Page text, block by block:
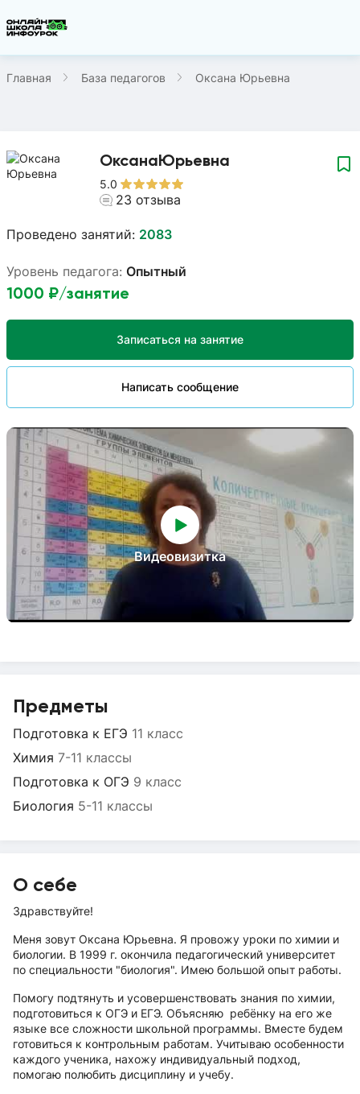
Главная База педагогов Оксана Юрьевна
ОксанаЮрьевна
5.0
23 отзыва
Проведено занятий: 2083
Видеовизитка
Уровень педагога: Опытный
1000 ₽/занятие
Записаться на занятие
Написать сообщение
Предметы
Подготовка к ЕГЭ 11 класс
Химия 7-11 классы
Подготовка к ОГЭ 9 класс
Биология 5-11 классы
О себе
Здравствуйте!
Меня зовут Оксана Юрьевна. Я провожу уроки по химии и
биологии. В 1999 г. окончила педагогический университет
по специальности "биология". Имею большой опыт работы.
Помогу подтянуть и усовершенствовать знания по химии,
подготовиться к ОГЭ и ЕГЭ. Объясняю ребёнку на его же
языке все сложности школьной программы. Вместе будем
готовиться к контрольным работам. Учитываю особенности
каждого ученика, нахожу индивидуальный подход,
помогаю полюбить дисциплину и учебу.